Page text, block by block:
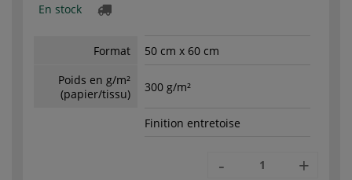
En stock
Format
50 cm x 60 cm
Poids en g/m²
(papier/tissu)
300 g/m²
Finition entretoise
- +